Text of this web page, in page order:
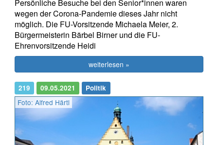
Persönliche Besuche bei den Senior*innen waren
wegen der Corona-Pandemie dieses Jahr nicht
möglich. Die FU-Vorsitzende Michaela Meier, 2.
Bürgermeisterin Bärbel Birner und die FU-
Ehrenvorsitzende Heidi
weiterlesen »
219 09.05.2021 Politik
Foto: Alfred Härtl